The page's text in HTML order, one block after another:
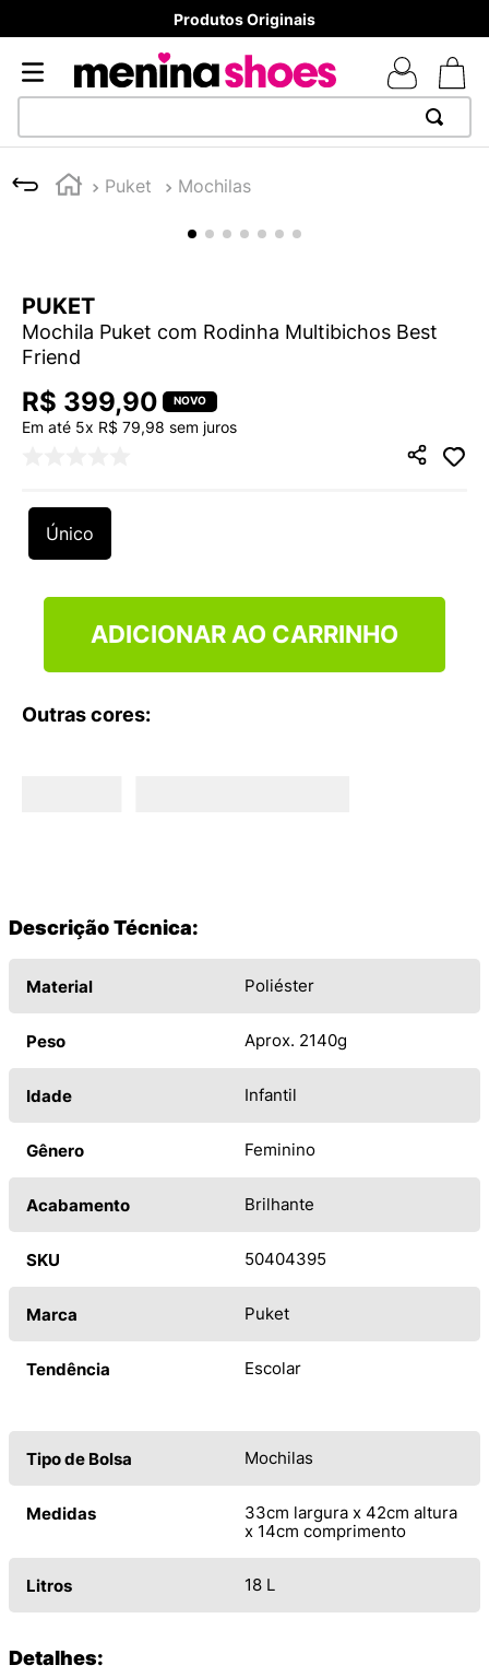
Produtos Originais
Puket Mochilas
PUKET
Mochila Puket com Rodinha Multibichos Best
Friend
R$ 399,90
Em até 5x R$ 79,98 sem juros
Único
ADICIONAR AO CARRINHO
Outras cores:
Descrição Técnica:
Material Poliéster
Peso Aprox. 2140g
Idade Infantil
Gênero Feminino
Acabamento Brilhante
SKU 50404395
Marca Puket
Tendência Escolar
Tipo de Bolsa Mochilas
Medidas
33cm largura x 42cm altura
x 14cm comprimento
Litros 18 L
Detalhes:
1
TÊNIS NEWS BALANCE 530
MELISSAS MINI BABY
4º
TÊNIS VEJA WHITE
5º
ADIDAS
º
7 º
MELISSA SLIDE
10º NEW 530